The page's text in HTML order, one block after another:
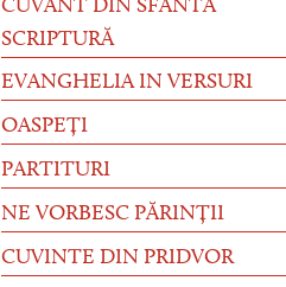
CUVÂNT DIN SFÂNTA
SCRIPTURĂ
EVANGHELIA IN VERSURI
OASPEȚI
PARTITURI
NE VORBESC PĂRINȚII
CUVINTE DIN PRIDVOR